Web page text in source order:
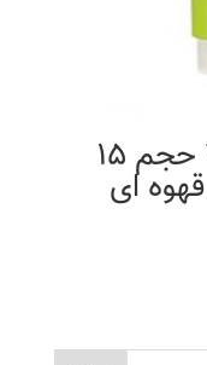
رنگ ابرو مارال شماره 7 حجم 15
ای